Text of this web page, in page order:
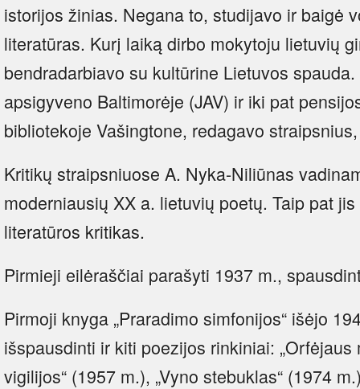
istorijos žinias. Negana to, studijavo ir baigė
literatūras. Kurį laiką dirbo mokytoju lietuvių
bendradarbiavo su kultūrine Lietuvos
apsigyveno Baltimorėje (JAV) ir iki pat
bibliotekoje Vašingtone, redagavo
Kritikų straipsniuose A. Nyka-Niliūnas
moderniausių XX a. lietuvių poetų. Taip pat
literatūros kritikas.
Pirmieji eilėraščiai parašyti 1937 m.,
Pirmoji knyga „Praradimo simfonijos“ išėjo
išspausdinti ir kiti poezijos rinkiniai: „Orfėjaus
vigilijos“ (1957 m.), „Vyno stebuklas“ (1974